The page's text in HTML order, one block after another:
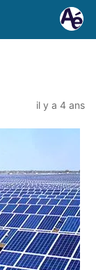
il y a 4 ans